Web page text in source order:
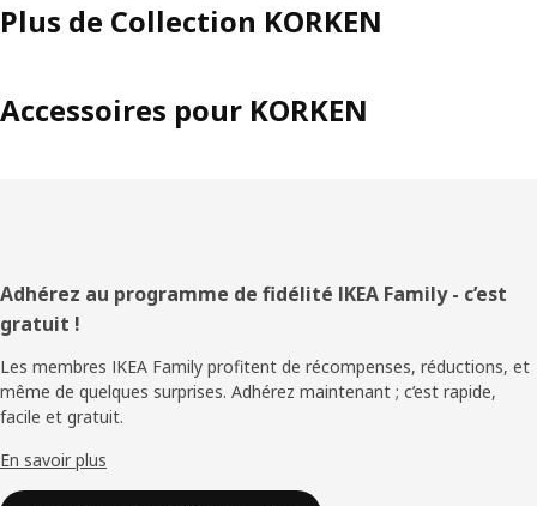
Plus de Collection KORKEN
Accessoires pour KORKEN
Pied
de
page
Adhérez au programme de fidélité IKEA Family - c’est
gratuit !
Les membres IKEA Family profitent de récompenses, réductions, et
même de quelques surprises. Adhérez maintenant ; c’est rapide,
facile et gratuit.
En savoir plus